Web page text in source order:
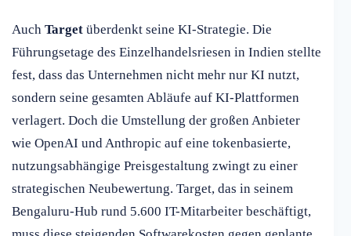
Auch Target überdenkt seine KI-Strategie. Die
Führungsetage des Einzelhandelsriesen in Indien stellte
fest, dass das Unternehmen nicht mehr nur KI nutzt,
sondern seine gesamten Abläufe auf KI-Plattformen
verlagert. Doch die Umstellung der großen Anbieter
wie OpenAI und Anthropic auf eine tokenbasierte,
nutzungsabhängige Preisgestaltung zwingt zu einer
strategischen Neubewertung. Target, das in seinem
Bengaluru-Hub rund 5.600 IT-Mitarbeiter beschäftigt,